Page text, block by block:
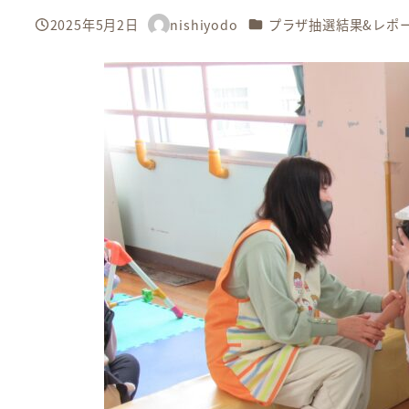
投稿日
2025年5月2日
著
nishiyodo カテゴリー
プラザ抽選結果&レポ